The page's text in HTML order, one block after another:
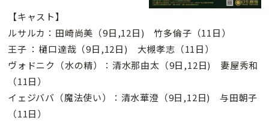
【キャスト】
ルサルカ：田崎尚美（9日,12日) 竹多倫子（11日）
王子 ：樋口達哉（9日,12日) 大槻孝志（11日）
ヴォドニク（水の精）：清水那由太（9日,12日) 妻屋秀和
（11日）
イェジババ（魔法使い）：清水華澄（9日,12日) 与田朝子
（11日）